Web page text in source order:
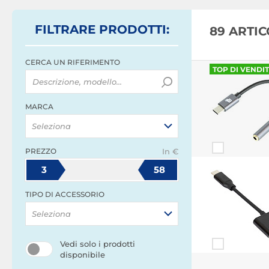
FILTRARE PRODOTTI:
CERCA UN RIFERIMENTO
MARCA
Seleziona
PREZZO In €
3 58
TIPO DI ACCESSORIO
Seleziona
Vedi solo i prodotti
disponibile
89
TOP DI